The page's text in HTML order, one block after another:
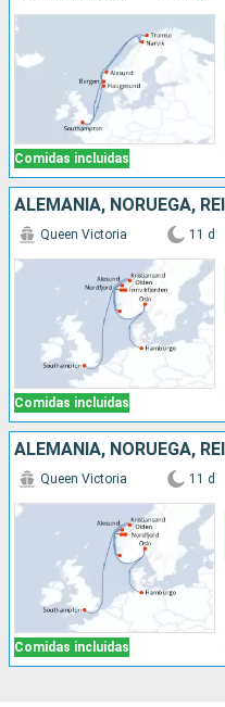
Comidas incluidas
ALEMANIA, NORUEGA,
Comidas incluidas
Queen Victoria 11 d
ALEMANIA, NORUEGA,
Comidas incluidas
Queen Victoria 11 d